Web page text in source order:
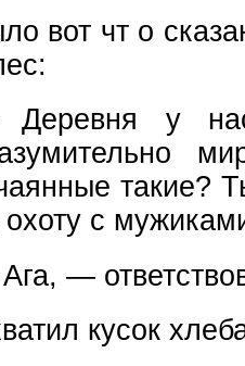
вот чт о
у нас
такие?
с
—
кусок